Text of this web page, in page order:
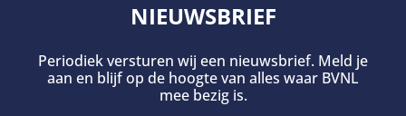
NIEUWSBRIEF
Periodiek versturen wij een nieuwsbrief. Meld je
aan en blijf op de hoogte van alles waar BVNL
mee bezig is.